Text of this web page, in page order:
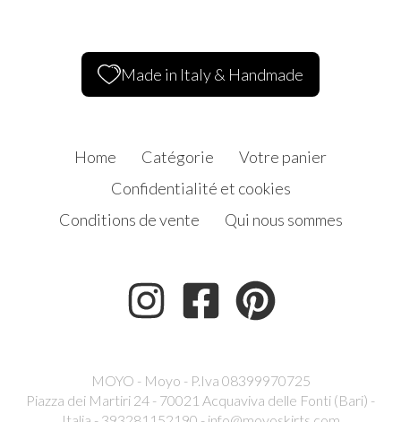
Made in Italy & Handmade
Home Catégorie
Votre panier
Confidentialité et cookies
Conditions de vente
Qui nous sommes
MOYO - Moyo - P.Iva 08399970725
Piazza dei Martiri 24 - 70021 Acquaviva delle Fonti (Bari) -